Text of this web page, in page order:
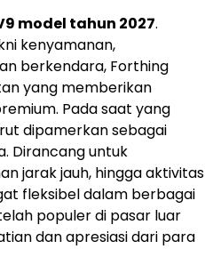
model tahun 2027.
kenyamanan,
berkendara, Forthing
yang memberikan
Pada saat yang
dipamerkan sebagai
Dirancang untuk
jarak jauh, hingga aktivitas
fleksibel dalam berbagai
populer di pasar luar
dan apresiasi dari para